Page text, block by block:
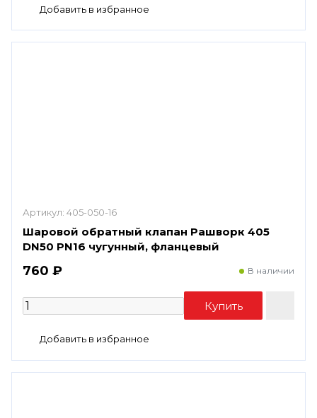
Артикул: 405-050-16
Шаровой обратный клапан Рашворк 405
DN50 PN16 чугунный, фланцевый
760 ₽ В наличии